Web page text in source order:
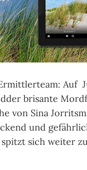
Auf
brisante
von Sina
und
sich weiter